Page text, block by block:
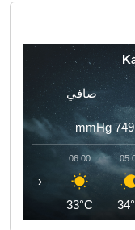
صافي
749
mmHg
06:00
33°C
‹